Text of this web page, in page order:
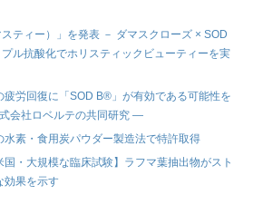
ティー）」を発表 － ダマスクローズ × SOD
ル抗酸化でホリスティックビューティーを実
疲労回復に「SOD B®」が有効である可能性を
会社ロベルテの共同研究 ―
素・食用炭パウダー製造法で特許取得
・大規模な臨床試験】ラフマ葉抽出物がスト
効果を示す